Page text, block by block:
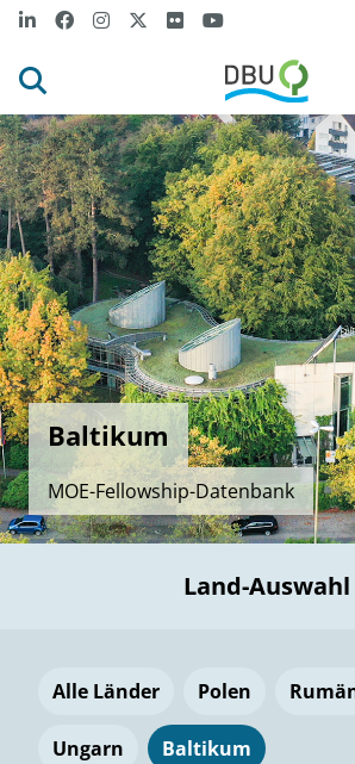
Baltikum
MOE-Fellowship-Datenbank
Land-Auswahl
Alle Länder Polen
Ungarn Baltikum